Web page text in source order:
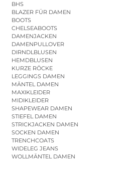
BHS
BLAZER FÜR DAMEN
BOOTS
CHELSEABOOTS
DAMENJACKEN
DAMENPULLOVER
DIRNDLBLUSEN
HEMDBLUSEN
KURZE RÖCKE
LEGGINGS DAMEN
MÄNTEL DAMEN
MAXIKLEIDER
MIDIKLEIDER
SHAPEWEAR DAMEN
STIEFEL DAMEN
STRICKJACKEN DAMEN
SOCKEN DAMEN
TRENCHCOATS
WIDELEG JEANS
WOLLMÄNTEL DAMEN